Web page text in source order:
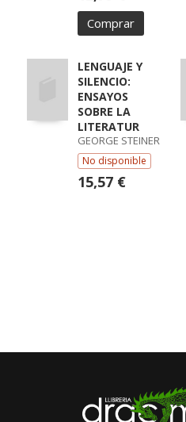
Comprar
LENGUAJE Y
SILENCIO:
ENSAYOS
SOBRE LA
LITERATUR
GEORGE STEINER
No disponible
15,57 €